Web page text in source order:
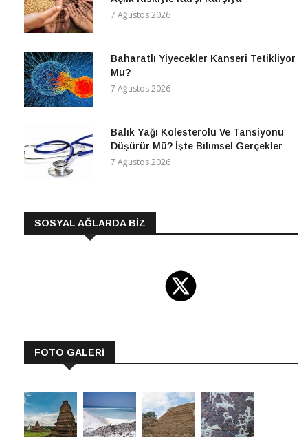
7 Ağustos 2026
Baharatlı Yiyecekler Kanseri Tetikliyor
Mu?
7 Ağustos 2026
Balık Yağı Kolesterolü Ve Tansiyonu
Düşürür Mü? İşte Bilimsel Gerçekler
7 Ağustos 2026
SOSYAL AĞLARDA BİZ
FOTO GALERİ